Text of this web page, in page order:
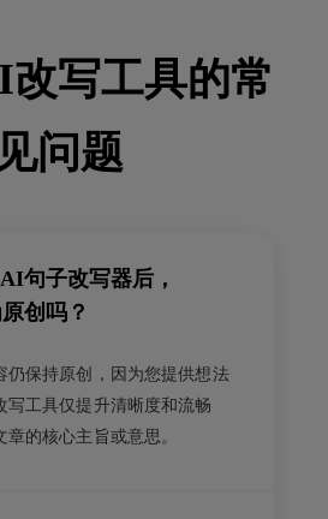
改写工具的常
见问题
句子改写器后，
创吗？
仍保持原创，因为您提供想法
写工具仅提升清晰度和流畅
的核心主旨或意思。